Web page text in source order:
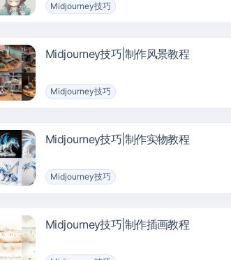
Midjourney技巧
Midjourney技巧|制作风景教程
Midjourney技巧
Midjourney技巧|制作实物教程
Midjourney技巧
Midjourney技巧|制作插画教程